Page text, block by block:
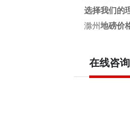
选择我们的
滁州地磅价
在线咨询